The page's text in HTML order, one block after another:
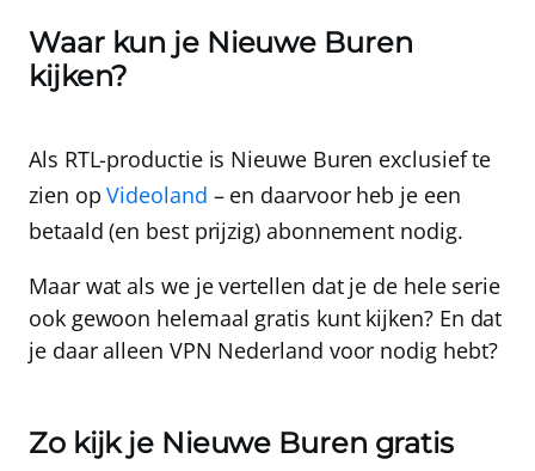
Waar kun je Nieuwe Buren
kijken?
Als RTL-productie is Nieuwe Buren exclusief te
zien opVideoland – en daarvoor heb je een
betaald (en best prijzig) abonnement nodig.
Maar wat als we je vertellen dat je de hele serie
ook gewoon helemaal gratis kunt kijken? En dat
je daar alleen VPN Nederland voor nodig hebt?
Zo kijk je Nieuwe Buren gratis